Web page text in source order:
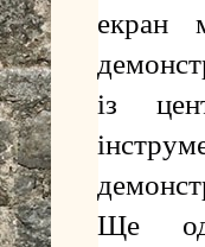
екран
із
Ще